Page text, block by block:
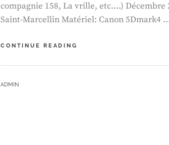
compagnie 158, La vrille, etc….) Décembre
Saint-Marcellin Matériel: Canon 5Dmark4
CONTINUE READING
DU
BY
ADMIN